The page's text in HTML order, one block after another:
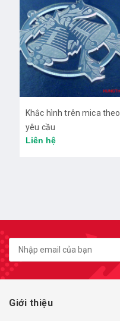
Khắc hình trên mica theo
yêu cầu
Liên hệ
Giới thiệu